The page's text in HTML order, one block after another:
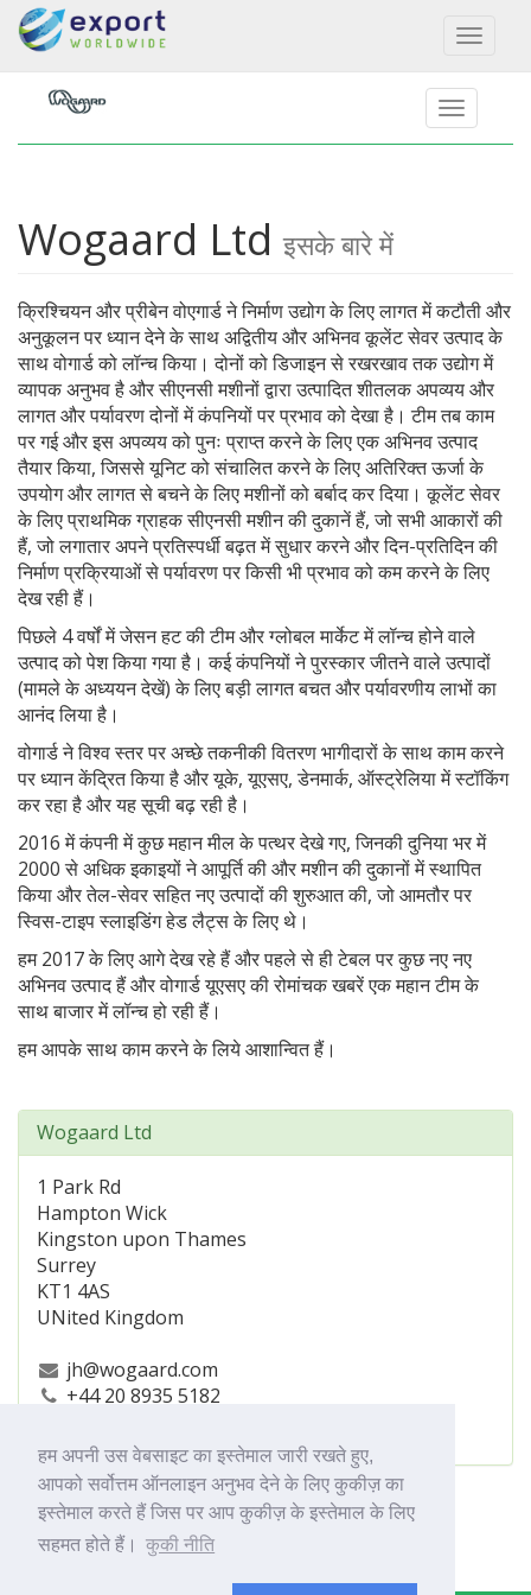
हम अपनी उस वेबसाइट का इस्तेमाल जारी रखते हुए,
आपको सर्वोत्तम ऑनलाइन अनुभव देने के लिए कुकीज़ का
इस्तेमाल करते हैं जिस पर आप कुकीज़ के इस्तेमाल के लिए
सहमत होते हैं।
कुकी नीति
Toggle
Wogaard Ltdइसके बारे में
क्रिश्चियन और प्रीबेन वोएगार्ड ने निर्माण उद्योग के लिए लागत में कटौती और
अनुकूलन पर ध्यान देने के साथ अद्वितीय और अभिनव कूलेंट सेवर उत्पाद के
साथ वोगार्ड को लॉन्च किया। दोनों को डिजाइन से रखरखाव तक उद्योग में
व्यापक अनुभव है और सीएनसी मशीनों द्वारा उत्पादित शीतलक अपव्यय और
लागत और पर्यावरण दोनों में कंपनियों पर प्रभाव को देखा है। टीम तब काम
पर गई और इस अपव्यय को पुनः प्राप्त करने के लिए एक अभिनव उत्पाद
तैयार किया, जिससे यूनिट को संचालित करने के लिए अतिरिक्त ऊर्जा के
उपयोग और लागत से बचने के लिए मशीनों को बर्बाद कर दिया। कूलेंट सेवर
के लिए प्राथमिक ग्राहक सीएनसी मशीन की दुकानें हैं, जो सभी आकारों की
हैं, जो लगातार अपने प्रतिस्पर्धी बढ़त में सुधार करने और दिन-प्रतिदिन की
निर्माण प्रक्रियाओं से पर्यावरण पर किसी भी प्रभाव को कम करने के लिए
देख रही हैं।
पिछले 4 वर्षों में जेसन हट की टीम और ग्लोबल मार्केट में लॉन्च होने वाले
उत्पाद को पेश किया गया है। कई कंपनियों ने पुरस्कार जीतने वाले उत्पादों
(मामले के अध्ययन देखें) के लिए बड़ी लागत बचत और पर्यावरणीय लाभों का
आनंद लिया है।
वोगार्ड ने विश्व स्तर पर अच्छे तकनीकी वितरण भागीदारों के साथ काम करने
पर ध्यान केंद्रित किया है और यूके, यूएसए, डेनमार्क, ऑस्ट्रेलिया में स्टॉकिंग
कर रहा है और यह सूची बढ़ रही है।
2016 में कंपनी में कुछ महान मील के पत्थर देखे गए, जिनकी दुनिया भर में
2000 से अधिक इकाइयों ने आपूर्ति की और मशीन की दुकानों में स्थापित
किया और तेल-सेवर सहित नए उत्पादों की शुरुआत की, जो आमतौर पर
स्विस-टाइप स्लाइडिंग हेड लैट्स के लिए थे।
हम 2017 के लिए आगे देख रहे हैं और पहले से ही टेबल पर कुछ नए नए
अभिनव उत्पाद हैं और वोगार्ड यूएसए की रोमांचक खबरें एक महान टीम के
साथ बाजार में लॉन्च हो रही हैं।
हम आपके साथ काम करने के लिये आशान्वित हैं।
Wogaard Ltd
1 Park Rd
Hampton Wick
Kingston upon Thames
Surrey
KT1 4AS
UNited Kingdom
jh@wogaard.com
+44 20 8935 5182